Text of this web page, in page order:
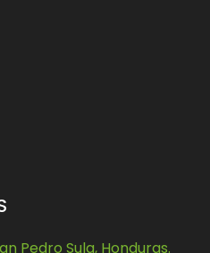
Pedro Sula, Honduras.